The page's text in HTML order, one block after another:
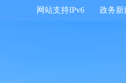
政务新
网站支持IPv6